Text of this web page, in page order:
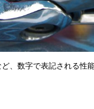
、数字で表記される性